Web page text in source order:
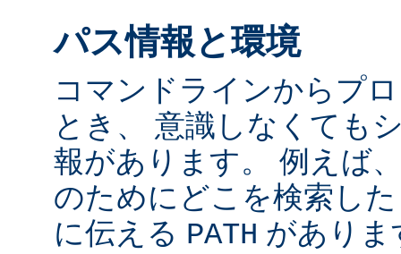
パス情報と環境
コマンドラインからプ
とき、 意識しなくても
報があります。 例えば
のためにどこを検索し
に伝える PATH がありま